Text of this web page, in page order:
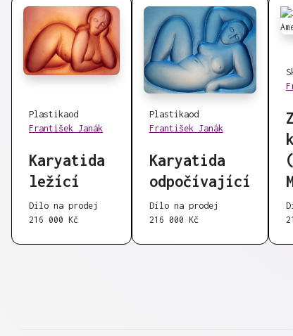
Plastikaod
František Janák
Karyatida
ležící
Dílo na prodej
216 000 Kč
Plastikaod
František Janák
Karyatida
odpočívající
Dílo na prodej
216 000 Kč